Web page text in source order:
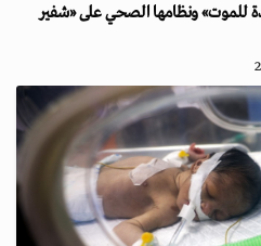
للموت» ونظامها الصحي على «شفير